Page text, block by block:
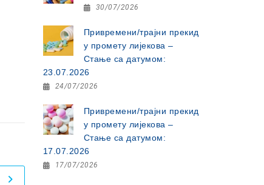
30/07/2026
Привремени/трајни прекид
у промету лијекова –
Стање са датумом:
23.07.2026
24/07/2026
Привремени/трајни прекид
у промету лијекова –
Стање са датумом:
17.07.2026
17/07/2026